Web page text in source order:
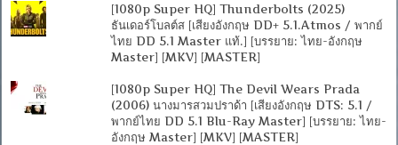
[1080p Super HQ] Thunderbolts (2025)
ธันเดอร์โบลต์ส [เสียงอังกฤษ DD+ 5.1.Atmos / พากย์
ไทย DD 5.1 Master แท้.] [บรรยาย: ไทย-อังกฤษ
Master] [MKV] [MASTER]
[1080p Super HQ] The Devil Wears Prada
(2006) นางมารสวมปราด้า [เสียงอังกฤษ DTS: 5.1 /
พากย์ไทย DD 5.1 Blu-Ray Master] [บรรยาย: ไทย-
อังกฤษ Master] [MKV] [MASTER]